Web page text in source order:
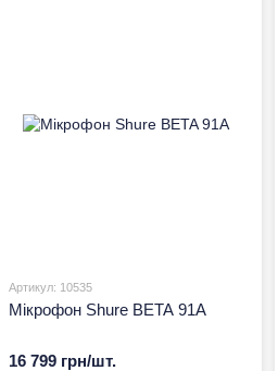
Артикул: 10535
Мікрофон Shure BETA 91A
16 799 грн/шт.